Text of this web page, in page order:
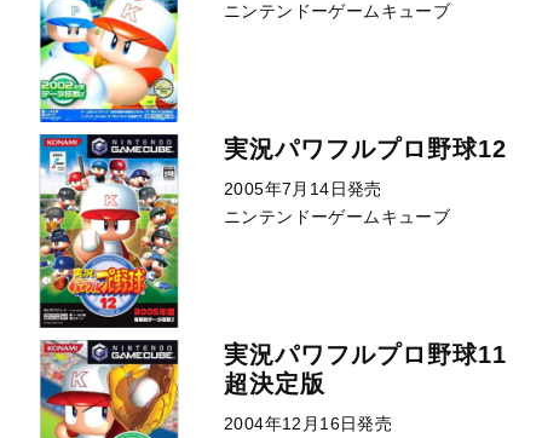
ニンテンドーゲームキューブ
実況パワフルプロ野球12
2005年7月14日発売
ニンテンドーゲームキューブ
実況パワフルプロ野球11
超決定版
2004年12月16日発売